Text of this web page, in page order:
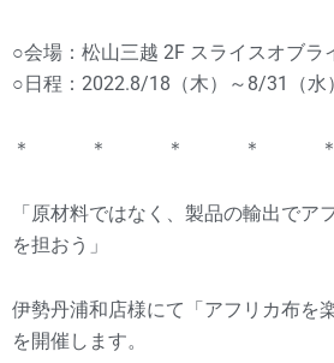
○会場：松山三越 2F スライスオブラ
○日程：2022.8/18（木）～8/31（水）
＊ ＊ ＊ ＊
「原材料ではなく、製品の輸出でア
を担おう」
伊勢丹浦和店様にて「アフリカ布を
を開催します。